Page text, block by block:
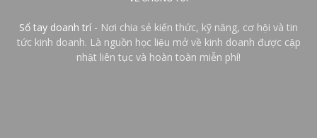
Sổ tay doanh trí - Nơi chia sẻ kiến thức, kỹ năng, cơ hội và tin
tức kinh doanh. Là nguồn học liệu mở về kinh doanh được cập
nhật liên tục và hoàn toàn miễn phí!